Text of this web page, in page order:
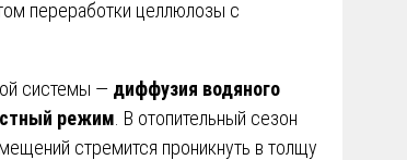
переработки целлюлозы с
системы — диффузия водяного
режим . В отопительный сезон
стремится проникнуть в толщу